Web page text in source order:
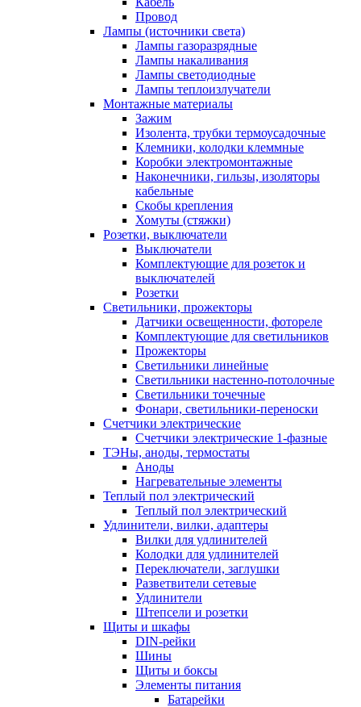
Провод
Лампы (источники света)
Лампы газоразрядные
Лампы накаливания
Лампы светодиодные
Лампы теплоизлучатели
Монтажные материалы
Зажим
Изолента, трубки термоусадочные
Клемники, колодки клеммные
Коробки электромонтажные
Наконечники, гильзы, изоляторы
кабельные
Скобы крепления
Хомуты (стяжки)
Розетки, выключатели
Выключатели
Комплектующие для розеток и
выключателей
Розетки
Светильники, прожекторы
Датчики освещенности, фотореле
Комплектующие для светильников
Прожекторы
Светильники линейные
Светильники настенно-потолочные
Светильники точечные
Фонари, светильники-переноски
Счетчики электрические
Счетчики электрические 1-фазные
ТЭНы, аноды, термостаты
Аноды
Нагревательные элементы
Теплый пол электрический
Теплый пол электрический
Удлинители, вилки, адаптеры
Вилки для удлинителей
Колодки для удлинителей
Переключатели, заглушки
Разветвители сетевые
Удлинители
Штепсели и розетки
Щиты и шкафы
DIN-рейки
Шины
Щиты и боксы
Элементы питания
Батарейки